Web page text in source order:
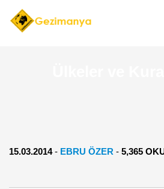
15.03.2014- EBRU ÖZER - 5,365